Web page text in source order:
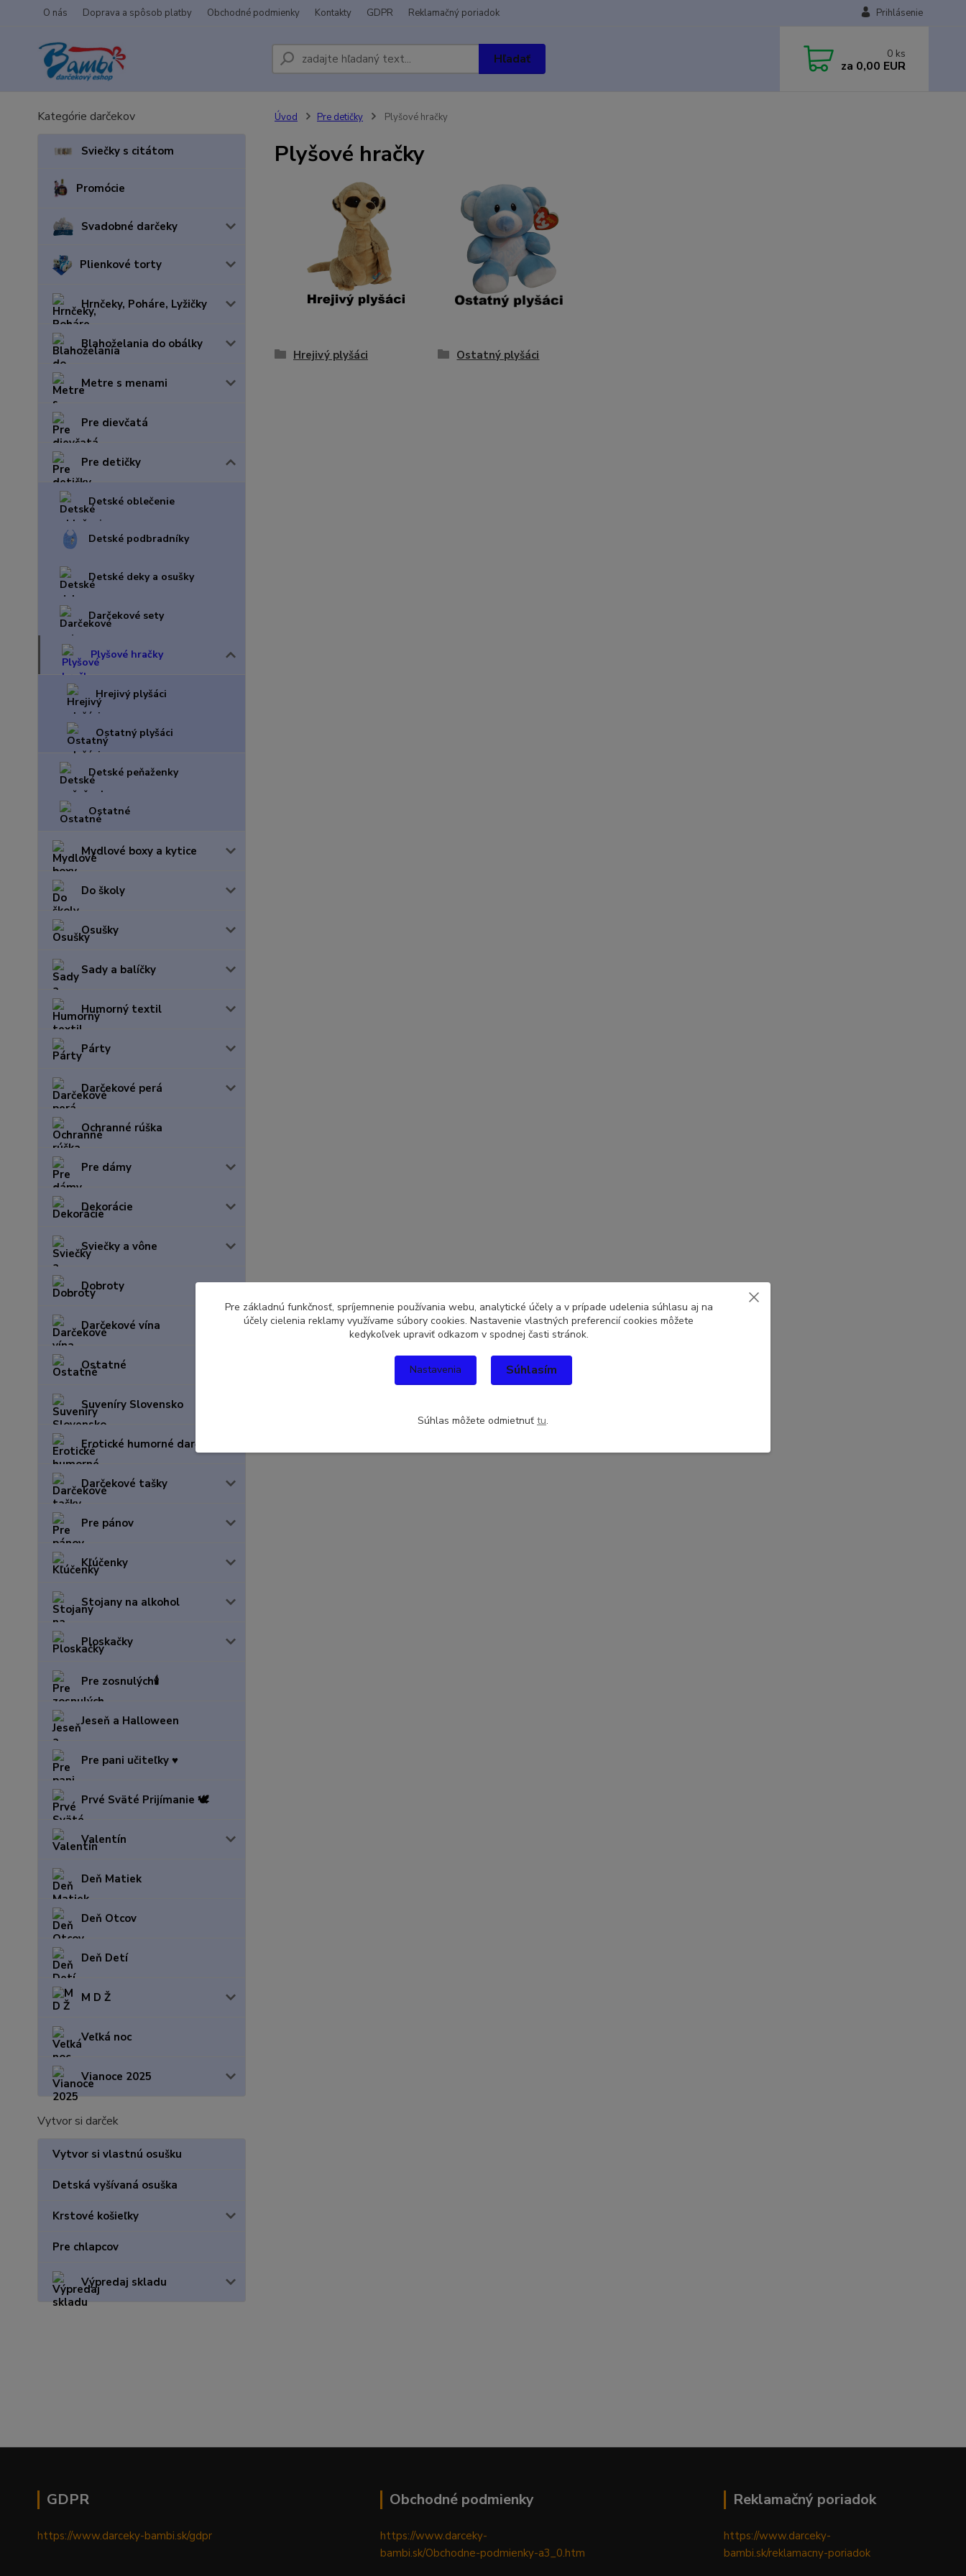
O nás Doprava a spôsob platby Obchodné podmienky Kontakty GDPR Reklamačný poriadok Prihlásenie
Hľadať 0 ks
za 0,00 EUR
Kategórie darčekov
Sviečky s citátom
Promócie
Svadobné darčeky
Plienkové torty
Hrnčeky, Poháre, Lyžičky
Blahoželania do obálky
Metre s menami
Pre dievčatá
Pre detičky
Detské oblečenie
Detské podbradníky
Detské deky a osušky
Darčekové sety
Plyšové hračky
Hrejivý plyšáci
Ostatný plyšáci
Detské peňaženky
Ostatné
Mydlové boxy a kytice
Do školy
Osušky
Sady a balíčky
Humorný textil
Párty
Darčekové perá
Ochranné rúška
Pre dámy
Dekorácie
Sviečky a vône
Dobroty
Darčekové vína
Ostatné
Suveníry Slovensko
Erotické humorné darčeky
Darčekové tašky
Pre pánov
Kľúčenky
Stojany na alkohol
Ploskačky
Pre zosnulých🕯️
Jeseň a Halloween
Pre pani učiteľky ♥️
Prvé Sväté Prijímanie 🕊️
Valentín
Deň Matiek
Deň Otcov
Deň Detí
M D Ž
Veľká noc
Vianoce 2025
Vytvor si darček
Vytvor si vlastnú osušku
Detská vyšívaná osuška
Krstové košieľky
Pre chlapcov
Výpredaj skladu
Úvod Pre detičky Plyšové hračky
Plyšové hračky
Hrejivý plyšáci Ostatný plyšáci
GDPR
https://www.darceky-bambi.sk/gdpr
Obchodné podmienky
https://www.darceky-
bambi.sk/Obchodne-podmienky-a3_0.htm
Reklamačný poriadok
https://www.darceky-
bambi.sk/reklamacny-poriadok
Pre základnú funkčnosť, spríjemnenie používania webu, analytické účely a v prípade udelenia súhlasu aj na
účely cielenia reklamy využívame súbory cookies. Nastavenie vlastných preferencií cookies môžete
kedykoľvek upraviť odkazom v spodnej časti stránok.
Nastavenia Súhlasím
Súhlas môžete odmietnuť tu.